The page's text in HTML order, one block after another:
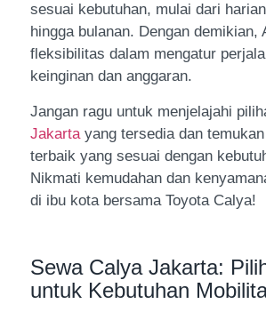
sesuai kebutuhan, mulai dari
hingga bulanan. Dengan demikian,
fleksibilitas dalam mengatur
keinginan dan anggaran.
Jangan ragu untuk menjelajahi
Jakarta yang tersedia dan
terbaik yang sesuai dengan
Nikmati kemudahan dan
di ibu kota bersama Toyota Calya!
Sewa Calya Jakarta:
untuk Kebutuhan